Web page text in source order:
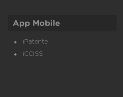
App Mobile
iPatente
iCCISS